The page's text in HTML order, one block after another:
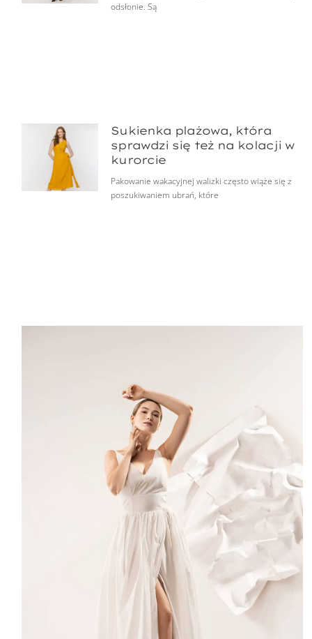
odsłonie. Są
Sukienka plażowa, która
sprawdzi się też na kolacji w
kurorcie
Pakowanie wakacyjnej walizki często wiąże się z
poszukiwaniem ubrań, które